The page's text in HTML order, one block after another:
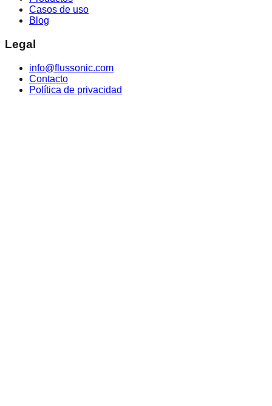
Casos de uso
Blog
Legal
info@flussonic.com
Contacto
Política de privacidad